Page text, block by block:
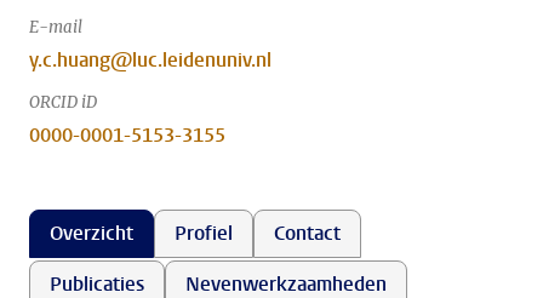
E-mail
y.c.huang@luc.leidenuniv.nl
ORCID iD
0000-0001-5153-3155
Overzicht Profiel
Contact
Publicaties
Nevenwerkzaamheden